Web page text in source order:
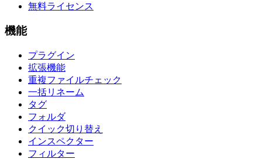
無料ライセンス
機能
プラグイン
拡張機能
重複ファイルチェック
一括リネーム
タグ
フォルダ
クイック切り替え
インスペクター
フィルター